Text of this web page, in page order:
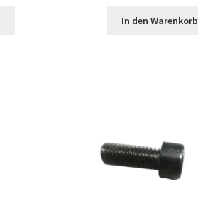
In den Warenkorb